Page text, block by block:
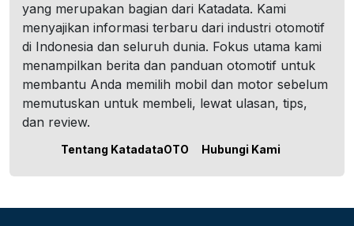
yang merupakan bagian dari Katadata. Kami
menyajikan informasi terbaru dari industri otomotif
di Indonesia dan seluruh dunia. Fokus utama kami
menampilkan berita dan panduan otomotif untuk
membantu Anda memilih mobil dan motor sebelum
memutuskan untuk membeli, lewat ulasan, tips,
dan review.
Tentang KatadataOTO Hubungi Kami